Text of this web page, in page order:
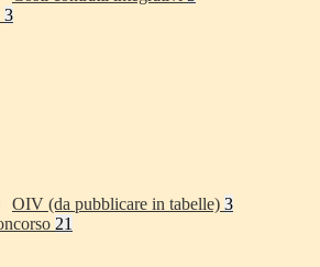
3
OIV (da pubblicare in tabelle) 3
21